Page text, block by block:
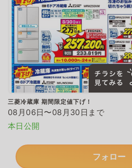
三菱冷蔵庫 期間限定値下げ！
08月06日〜08月30日まで
本日公開
フォロー